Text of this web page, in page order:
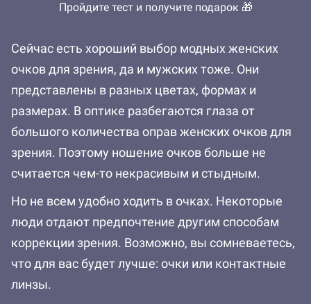
Пройдите тест и получите подарок 🎁
Сейчас есть хороший выбор модных женских
очков для зрения, да и мужских тоже. Они
представлены в разных цветах, формах и
размерах. В оптике разбегаются глаза от
большого количества оправ женских очков для
зрения. Поэтому ношение очков больше не
считается чем-то некрасивым и стыдным.
Но не всем удобно ходить в очках. Некоторые
люди отдают предпочтение другим способам
коррекции зрения. Возможно, вы сомневаетесь,
что для вас будет лучше: очки или контактные
линзы.